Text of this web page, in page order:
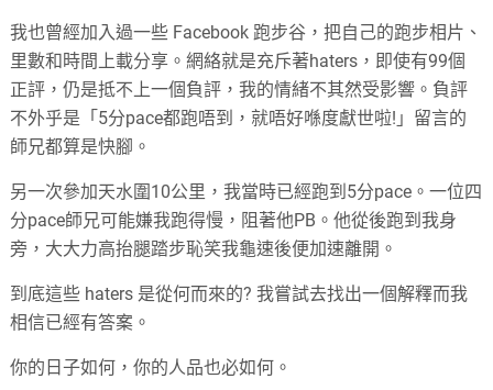
我也曾經加入過一些 Facebook 跑步谷，把自己的跑步相片、
里數和時間上載分享。網絡就是充斥著haters，即使有99個
正評，仍是抵不上一個負評，我的情緒不其然受影響。負評
不外乎是「5分pace都跑唔到，就唔好喺度獻世啦!」留言的
師兄都算是快腳。
另一次參加天水圍10公里，我當時已經跑到5分pace。一位四
分pace師兄可能嫌我跑得慢，阻著他PB。他從後跑到我身
旁，大大力高抬腿踏步恥笑我龜速後便加速離開。
到底這些 haters 是從何而來的? 我嘗試去找出一個解釋而我
相信已經有答案。
你的日子如何，你的人品也必如何。